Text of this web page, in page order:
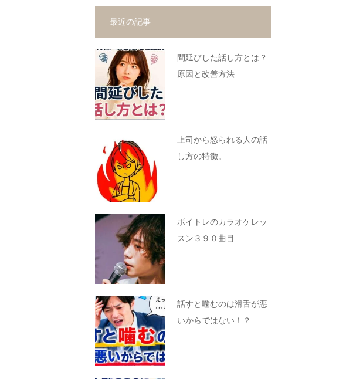
最近の記事
間延びした話し方とは？
原因と改善方法
上司から怒られる人の話
し方の特徴。
ボイトレのカラオケレッ
スン３９０曲目
話すと噛むのは滑舌が悪
いからではない！？